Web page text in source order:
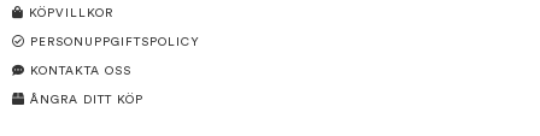
KÖPVILLKOR
PERSONUPPGIFTSPOLICY
KONTAKTA OSS
ÅNGRA DITT KÖP